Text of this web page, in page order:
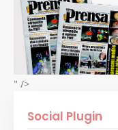
" />
Social Plugin